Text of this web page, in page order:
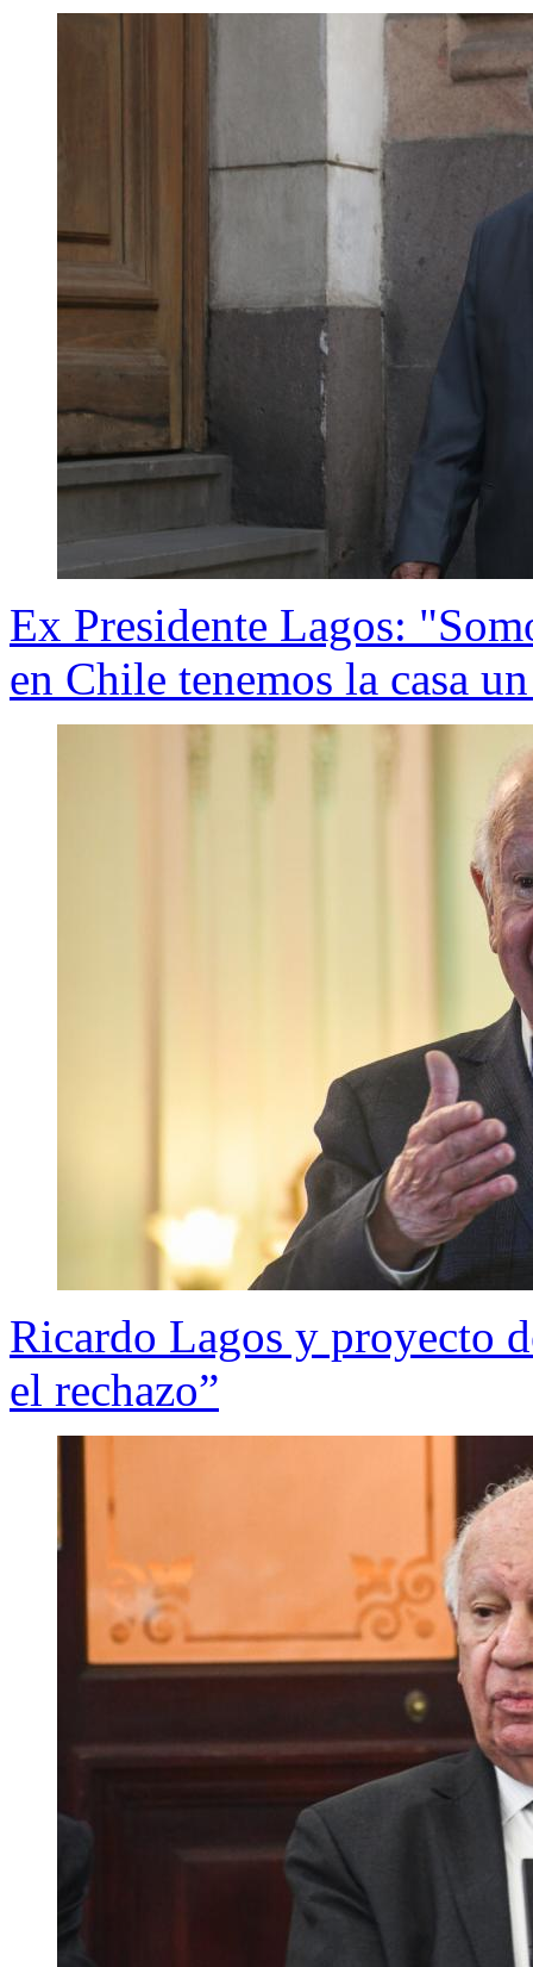
Ex Presidente Lagos:
en Chile tenemos la casa
Ricardo Lagos y proyecto
el rechazo”